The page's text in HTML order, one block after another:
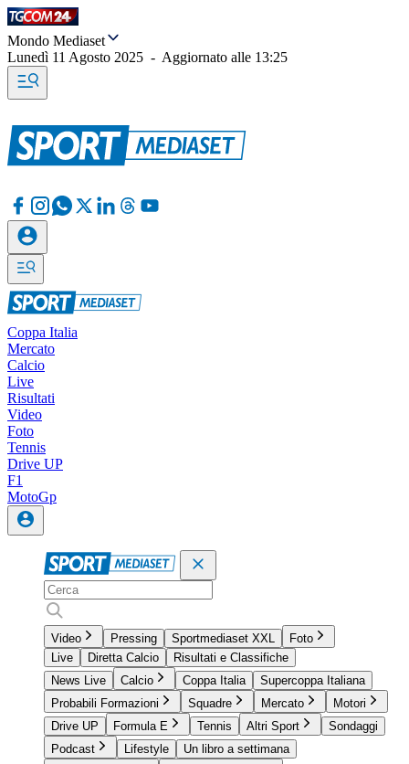
Mondo Mediaset
Lunedì 11 Agosto 2025 - Aggiornato alle 13:25
Coppa Italia
Mercato
Calcio
Live
Risultati
Video
Foto
Tennis
Drive UP
F1
MotoGp
Video Pressing Sportmediaset XXL
Foto
Live
Diretta Calcio
Risultati e Classifiche
News Live
Calcio Coppa Italia
Supercoppa Italiana
Probabili Formazioni
Squadre Mercato
Motori
Drive UP
Formula E Tennis Altri Sport
Sondaggi
Podcast
Lifestyle
Un libro a settimana